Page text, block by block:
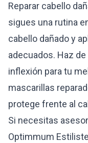
Reparar cabello
sigues una rutina
cabello dañado y
adecuados. Haz
inflexión para tu
mascarillas
protege frente al
Si necesitas
Optimmum